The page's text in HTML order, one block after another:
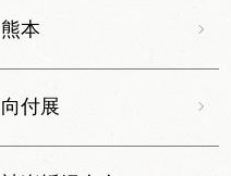
熊本
向付展